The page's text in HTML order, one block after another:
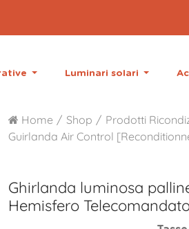
Luminari solari
Home Shop
Prodotti
Guirlanda Air Control
Ghirlanda luminosa
Hemisfero